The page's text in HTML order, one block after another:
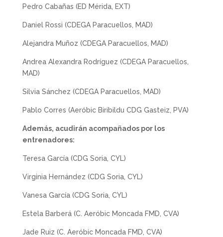
Pedro Cabañas (ED Mérida, EXT)
Daniel Rossi (CDEGA Paracuellos, MAD)
Alejandra Muñoz (CDEGA Paracuellos, MAD)
Andrea Alexandra Rodríguez (CDEGA Paracuellos,
MAD)
Silvia Sánchez (CDEGA Paracuellos, MAD)
Pablo Corres (Aeróbic Biribildu CDG Gasteiz, PVA)
Además, acudirán acompañados por los
entrenadores:
Teresa García (CDG Soria, CYL)
Virginia Hernández (CDG Soria, CYL)
Vanesa García (CDG Soria, CYL)
Estela Barberá (C. Aeróbic Moncada FMD, CVA)
Jade Ruiz (C. Aeróbic Moncada FMD, CVA)